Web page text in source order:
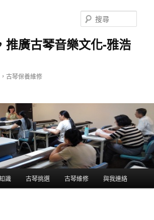
推廣古琴音樂文化-雅浩
古琴保養維修
尋
識 古琴挑選 古琴維修 與我連絡